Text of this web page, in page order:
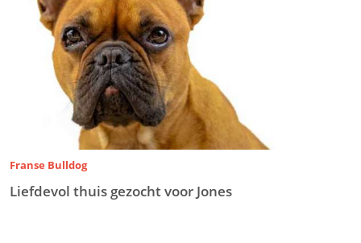
Franse Bulldog
Liefdevol thuis gezocht voor Jones